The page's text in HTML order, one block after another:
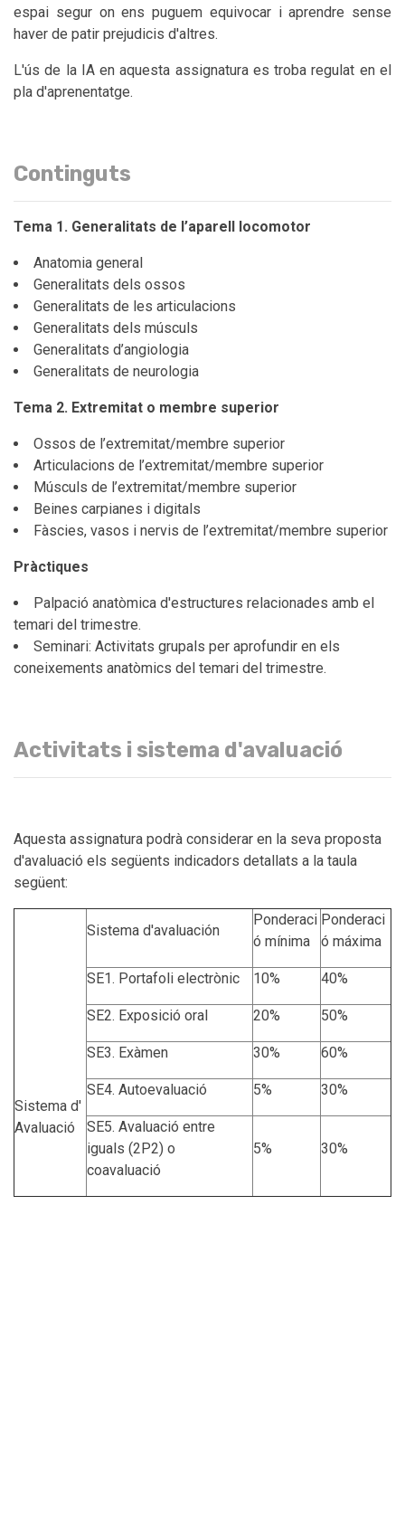
espai segur on ens puguem equivocar i aprendre sense
haver de patir prejudicis d'altres.
L'ús de la IA en aquesta assignatura es troba regulat en el
pla d'aprenentatge.
Continguts
Tema 1. Generalitats de l’aparell locomotor
Anatomia general
Generalitats dels ossos
Generalitats de les articulacions
Generalitats dels músculs
Generalitats d’angiologia
Generalitats de neurologia
Tema 2. Extremitat o membre superior
Ossos de l’extremitat/membre superior
Articulacions de l’extremitat/membre superior
Músculs de l’extremitat/membre superior
Beines carpianes i digitals
Fàscies, vasos i nervis de l’extremitat/membre superior
Pràctiques
Palpació anatòmica d'estructures relacionades amb el
temari del trimestre.
Seminari: Activitats grupals per aprofundir en els
coneixements anatòmics del temari del trimestre.
Activitats i sistema d'avaluació
Aquesta assignatura podrà considerar en la seva proposta
d'avaluació els següents indicadors detallats a la taula
següent:
Sistema d'
Avaluació
Sistema d'avaluación
Ponderaci
ó mínima
Ponderaci
ó máxima
SE1. Portafoli electrònic 10% 40%
SE2. Exposició oral 20% 50%
SE3. Exàmen 30% 60%
SE4. Autoevaluació 5% 30%
SE5. Avaluació entre
iguals (2P2) o
coavaluació
5% 30%